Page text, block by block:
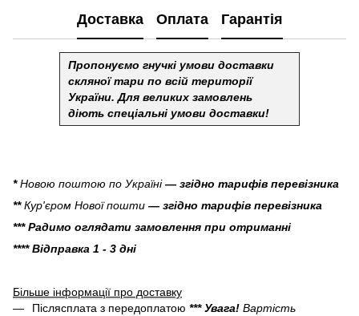
Доставка Оплата Гарантія
Пропонуємо гнучкі умови доставки
скляної тари по всій території
України. Для великих замовлень
діють спеціальні умови доставки!
*Новою поштою по Україні— згідно тарифів перевізника
**Кур'єром Нової пошти — згідно тарифів перевізника
*** Радимо оглядати замовлення при отриманні
**** Відправка 1 - 3 дні
Більше інформації про доставку
Післясплата з передоплатою *** Увага! Вартість